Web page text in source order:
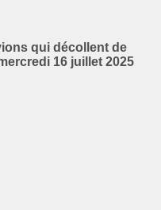
qui décollent de
16 juillet 2025